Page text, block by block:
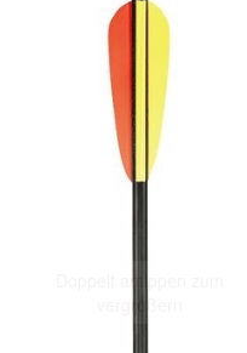
Doppelt antippen zum